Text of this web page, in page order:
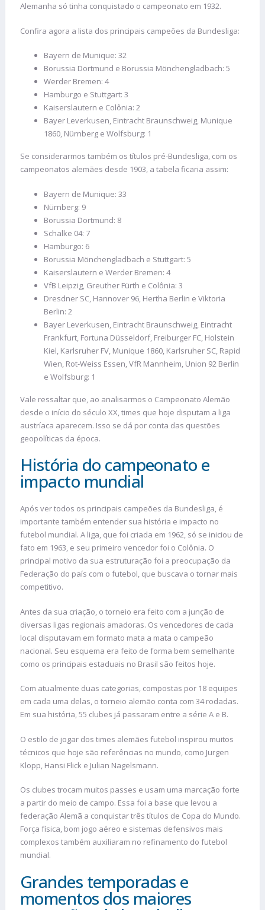
Alemanha só tinha conquistado o campeonato em 1932.
Confira agora a lista dos principais campeões da Bundesliga:
Bayern de Munique: 32
Borussia Dortmund e Borussia Mönchengladbach: 5
Werder Bremen: 4
Hamburgo e Stuttgart: 3
Kaiserslautern e Colônia: 2
Bayer Leverkusen, Eintracht Braunschweig, Munique
1860, Nürnberg e Wolfsburg: 1
Se considerarmos também os títulos pré-Bundesliga, com os
campeonatos alemães desde 1903, a tabela ficaria assim:
Bayern de Munique: 33
Nürnberg: 9
Borussia Dortmund: 8
Schalke 04: 7
Hamburgo: 6
Borussia Mönchengladbach e Stuttgart: 5
Kaiserslautern e Werder Bremen: 4
VfB Leipzig, Greuther Fürth e Colônia: 3
Dresdner SC, Hannover 96, Hertha Berlin e Viktoria
Berlin: 2
Bayer Leverkusen, Eintracht Braunschweig, Eintracht
Frankfurt, Fortuna Düsseldorf, Freiburger FC, Holstein
Kiel, Karlsruher FV, Munique 1860, Karlsruher SC, Rapid
Wien, Rot-Weiss Essen, VfR Mannheim, Union 92 Berlin
e Wolfsburg: 1
Vale ressaltar que, ao analisarmos o Campeonato Alemão
desde o início do século XX, times que hoje disputam a liga
austríaca aparecem. Isso se dá por conta das questões
geopolíticas da época.
História do campeonato e
impacto mundial
Após ver todos os principais campeões da Bundesliga, é
importante também entender sua história e impacto no
futebol mundial. A liga, que foi criada em 1962, só se iniciou de
fato em 1963, e seu primeiro vencedor foi o Colônia. O
principal motivo da sua estruturação foi a preocupação da
Federação do país com o futebol, que buscava o tornar mais
competitivo.
Antes da sua criação, o torneio era feito com a junção de
diversas ligas regionais amadoras. Os vencedores de cada
local disputavam em formato mata a mata o campeão
nacional. Seu esquema era feito de forma bem semelhante
como os principais estaduais no Brasil são feitos hoje.
Com atualmente duas categorias, compostas por 18 equipes
em cada uma delas, o torneio alemão conta com 34 rodadas.
Em sua história, 55 clubes já passaram entre a série A e B.
O estilo de jogar dos times alemães futebol inspirou muitos
técnicos que hoje são referências no mundo, como Jurgen
Klopp, Hansi Flick e Julian Nagelsmann.
Os clubes trocam muitos passes e usam uma marcação forte
a partir do meio de campo. Essa foi a base que levou a
federação Alemã a conquistar três títulos de Copa do Mundo.
Força física, bom jogo aéreo e sistemas defensivos mais
complexos também auxiliaram no refinamento do futebol
mundial.
Grandes temporadas e
momentos dos maiores